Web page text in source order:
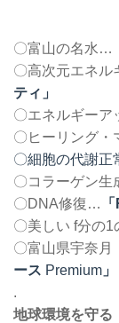
〇富山の名水…
〇高次元エネ
ティ」
〇エネルギー
〇ヒーリング
〇細胞の代謝
〇コラーゲン
〇DNA修復…
〇美しい f分の
〇富山県宇奈
ース Premium 」
.
地球環境を守る